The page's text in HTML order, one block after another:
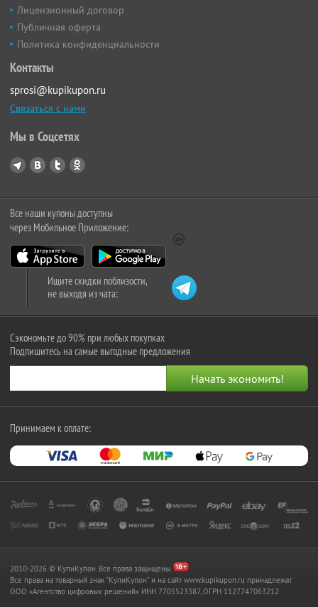
Лицензионный договор
Публичная оферта
Политика конфиденциальности
Контакты
sprosi@kupikupon.ru
Связаться с нами
Мы в Соцсетях
Все наши купоны доступны
через Мобильное Приложение:
Ищите скидки поблизости,
не выходя из чата:
Сэкономьте до 90% при любых покупках
Подпишитесь на самые выгодные предложения
Принимаем к оплате:
2010-2026 © КупиКупон. Все права защищены.
Все права на товарный знак "КупиКупон" и на сайт www.kupikupon.ru принадлежат
OOO «Агентство цифровых решений» ИНН 7705523387, ОГРН 1127747063212